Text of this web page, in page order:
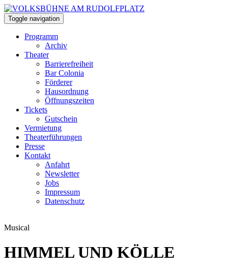
Toggle navigation
Programm
Archiv
Theater
Barrierefreiheit
Bar Colonia
Förderer
Hausordnung
Öffnungszeiten
Tickets
Gutschein
Vermietung
Theaterführungen
Presse
Kontakt
Anfahrt
Newsletter
Jobs
Impressum
Datenschutz
Musical
HIMMEL UND KÖLLE